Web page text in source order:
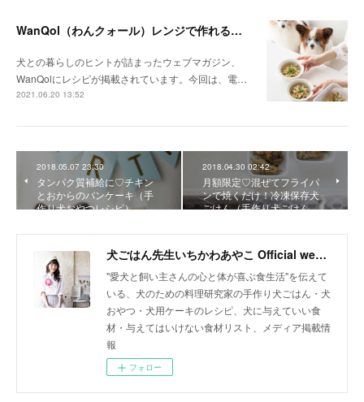
WanQol（わんクォール）レンジで作れる犬ごはんレシピ掲載
犬との暮らしのヒントが詰まったウェブマガジン、
WanQolにレシピが掲載されています。今回は、電…
2021.06.20 13:52
2018.05.07 23:30
タンパク質補給に♡チキン
とおからのパンケーキ（手
作り犬おやつレシピ）
2018.04.30 02:42
月額限定♡混ぜてフライパ
ンで焼くだけ！冷凍保存犬
ごはん（手作り犬ごはん…
犬ごはん先生いちかわあやこ Official web site
"愛犬と飼い主さんの心と体が喜ぶ食生活"を伝えて
いる、犬のための料理研究家の手作り犬ごはん・犬
おやつ・犬用ケーキのレシピ、犬に与えていい食
材・与えてはいけない食材リスト、メディア掲載情
報
フォロー